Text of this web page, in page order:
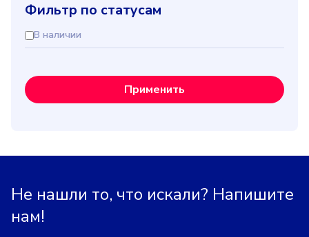
Фильтр по статусам
В наличии
Применить
Не нашли то, что искали? Напишите
нам!